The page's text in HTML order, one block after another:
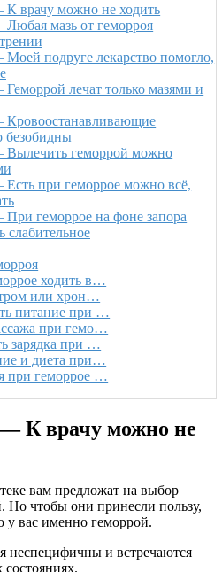
врачу можно не ходить
мазь от геморроя
подруге лекарство помогло,
лечат только мазями и
безобидны
геморрой можно
при геморрое можно всё,
геморрое на фоне запора
слабительное
ходить в…
или хрон…
питание при …
при гемо…
зарядка при …
и диета при…
при геморрое …
К врачу можно не
вам предложат на выбор
Но чтобы они принесли пользу,
вас именно геморрой.
неспецифичны и встречаются